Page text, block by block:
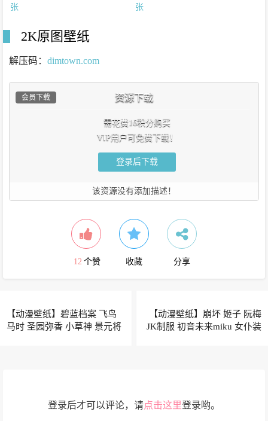
2K原图壁纸
解压码： dimtown.com
资源下载
会员下载
需花费16积分购买
VIP用户可免费下载！
登录后下载
该资源没有添加描述！
12 个赞 收藏 分享
【动漫壁纸】碧蓝档案 飞鸟
马时 圣园弥香 小草神 景元将
【动漫壁纸】崩坏 姬子 阮梅
JK制服 初音未来miku 女仆装
登录后才可以评论，请点击这里登录哟。